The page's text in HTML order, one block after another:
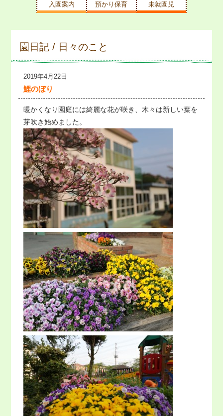
入園案内 預かり保育 未就園児
園日記 / 日々のこと
2019年4月22日
鯉のぼり
暖かくなり園庭には綺麗な花が咲き、木々は新しい葉を
芽吹き始めました。